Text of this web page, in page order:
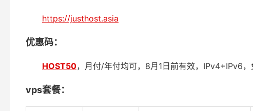
https://justhost.asia
优惠码：
HOST50，月付/年付均可，8月1日前有效，IPv4+IPv6
vps套餐：